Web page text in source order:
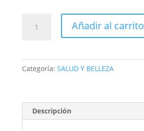
CABELLO
9960
Añadir al carrito
Categoría: SALUD Y BELLEZA
Descripción